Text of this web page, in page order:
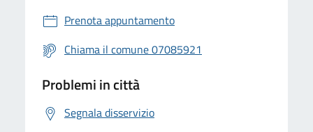
Prenota appuntamento
Chiama il comune 07085921
Problemi in città
Segnala disservizio